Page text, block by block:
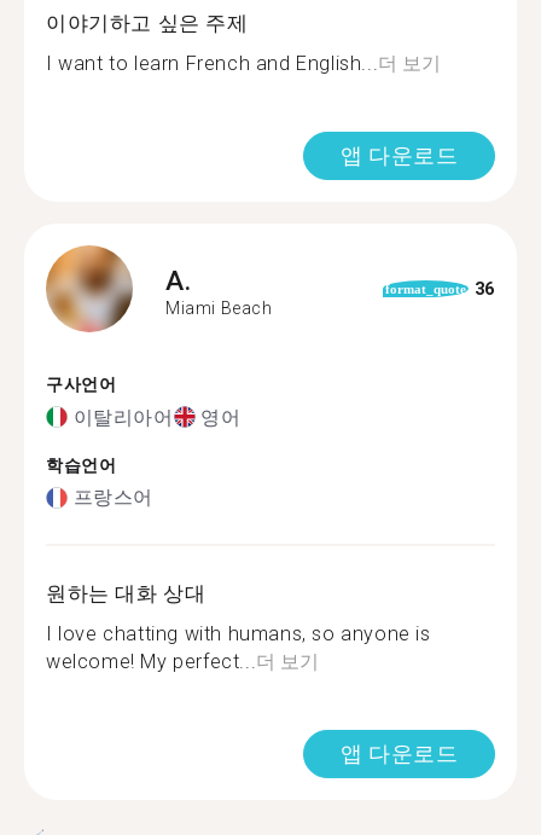
이야기하고 싶은 주제
I want to learn French and English...더 보기
앱 다운로드
A.
Miami Beach
format_quote 36
구사언어
이탈리아어 영어
학습언어
프랑스어
원하는 대화 상대
I love chatting with humans, so anyone is
welcome! My perfect...더 보기
앱 다운로드